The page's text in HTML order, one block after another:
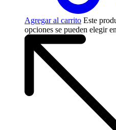
Agregar al carrito Este
opciones se pueden elegir